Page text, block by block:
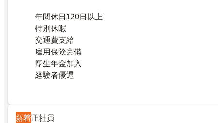
年間休日120日以上
特別休暇
交通費支給
雇用保険完備
厚生年金加入
経験者優遇
新着正社員